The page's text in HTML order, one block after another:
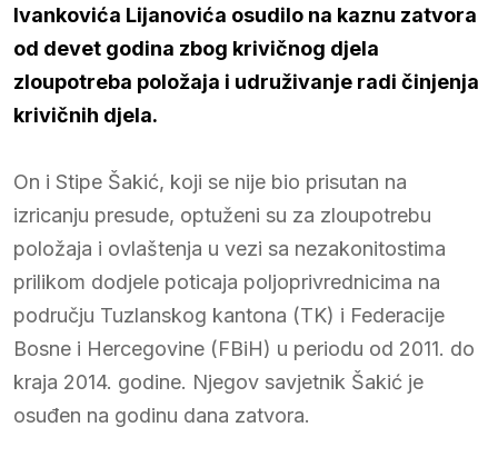
Ivankovića Lijanovića osudilo na kaznu zatvora
od devet godina zbog krivičnog djela
zloupotreba položaja i udruživanje radi činjenja
krivičnih djela.
On i Stipe Šakić, koji se nije bio prisutan na
izricanju presude, optuženi su za zloupotrebu
položaja i ovlaštenja u vezi sa nezakonitostima
prilikom dodjele poticaja poljoprivrednicima na
području Tuzlanskog kantona (TK) i Federacije
Bosne i Hercegovine (FBiH) u periodu od 2011. do
kraja 2014. godine. Njegov savjetnik Šakić je
osuđen na godinu dana zatvora.